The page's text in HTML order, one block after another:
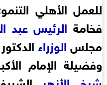
للعمل الأهلي
فخامة الرئيس عبد
مجلسالوزراء الدكتور
وفضيلة الإمام